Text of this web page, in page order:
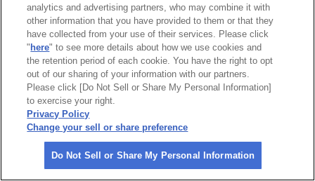
第1ヒートからブッちぎった若林拳人選手がJG3クラスを制し、タイトル獲得
に猛進する。
analytics and advertising partners, who may combine it with
other information that you have provided to them or that they
have collected from your use of their services. Please click
" here" to see more details about how we use cookies and
the retention period of each cookie. You have the right to opt
out of our sharing of your information with our partners.
Please click [Do Not Sell or Share My Personal Information]
to exercise your right.
Privacy Policy
Change your sell or share preference
Do Not Sell or Share My Personal Information